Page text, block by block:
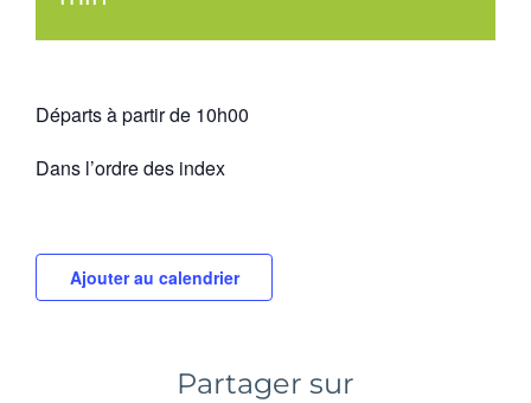
Départs à partir de 10h00
Dans l’ordre des index
Ajouter au calendrier
Partager sur